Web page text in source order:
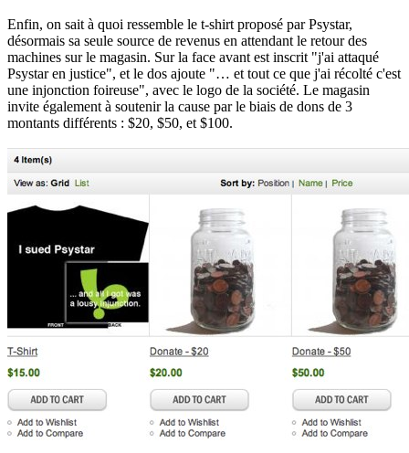
Enfin, on sait à quoi ressemble le t-shirt proposé par Psystar,
désormais sa seule source de revenus en attendant le retour des
machines sur le magasin. Sur la face avant est inscrit "j'ai attaqué
Psystar en justice", et le dos ajoute "… et tout ce que j'ai récolté c'est
une injonction foireuse", avec le logo de la société. Le magasin
invite également à soutenir la cause par le biais de dons de 3
montants différents : $20, $50, et $100.